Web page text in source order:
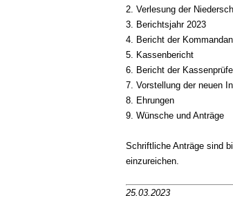
Verlesung der
Berichtsjahr 2023
Bericht der
Kassenbericht
Bericht der
Vorstellung der neuen
Ehrungen
Wünsche und Anträge
Schriftliche Anträge sind
einzureichen.
25.03.2023